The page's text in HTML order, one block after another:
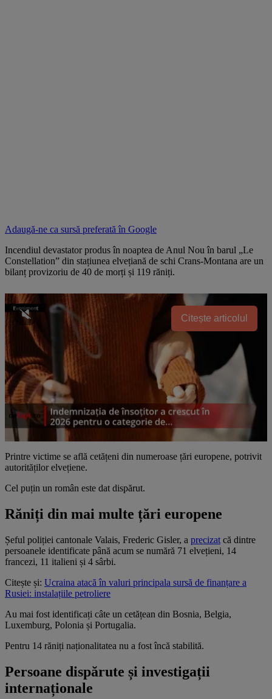
Adaugă-ne ca sursă preferată în Google
Incendiul devastator produs în noaptea de Anul Nou în barul „Le
Constellation” din stațiunea elvețiană de schi Crans-Montana are un
bilanț provizoriu de 40 de morți și 119 răniți.
Citește articolul
Printre victime se află cetățeni din numeroase țări europene, potrivit
autorităților elvețiene.
Cel puțin un român este dat dispărut.
Răniți din mai multe țări europene
Șeful poliției cantonale Valais, Frederic Gisler, a precizat că dintre
persoanele identificate până acum se numără 71 elvețieni, 14
francezi, 11 italieni și 4 sârbi.
Citește și: Ucraina atacă în valuri principala sursă de finanțare a
Rusiei: instalațiile petroliere
Au mai fost identificați câte un cetățean din Bosnia, Belgia,
Luxemburg, Polonia și Portugalia.
Pentru 14 răniți naționalitatea nu a fost încă stabilită.
Persoane dispărute și investigații
internaționale